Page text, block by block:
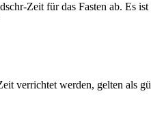
Zeit für das Fasten ab. Es
verrichtet werden, gelten als